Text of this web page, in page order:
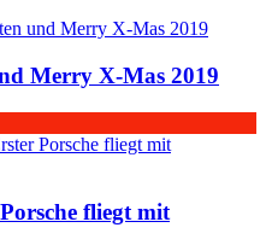
Merry X-Mas 2019
fliegt mit